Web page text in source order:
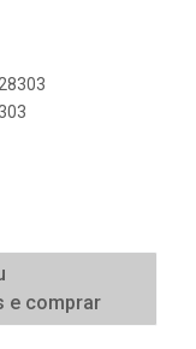
e comprar